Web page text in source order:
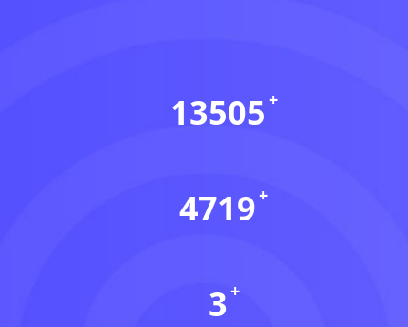
13505
4719
3